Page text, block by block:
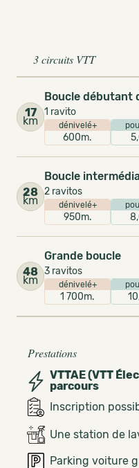
3 circuits VTT
17
km
Boucle débutant
1 ravito
dénivelé+
600m.
28
km
Boucle
2 ravitos
dénivelé+
950m.
48
km
Grande boucle
3 ravitos
dénivelé+
1 700m.
Prestations
VTTAE (VTT
parcours
Inscription
Une station de
Parking voiture